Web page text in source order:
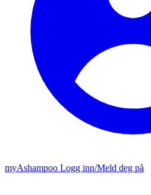
myAshampoo Logg inn/Meld deg på